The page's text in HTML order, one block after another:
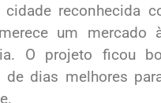
reconhecida
um mercado
O projeto ficou
de dias melhores